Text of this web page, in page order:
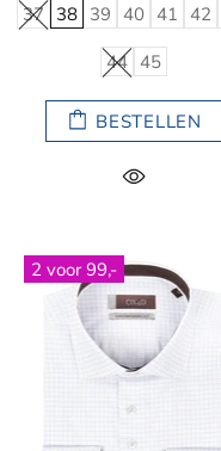
37 38 39 40 41 42
44 45
BESTELLEN
2 voor 99,-